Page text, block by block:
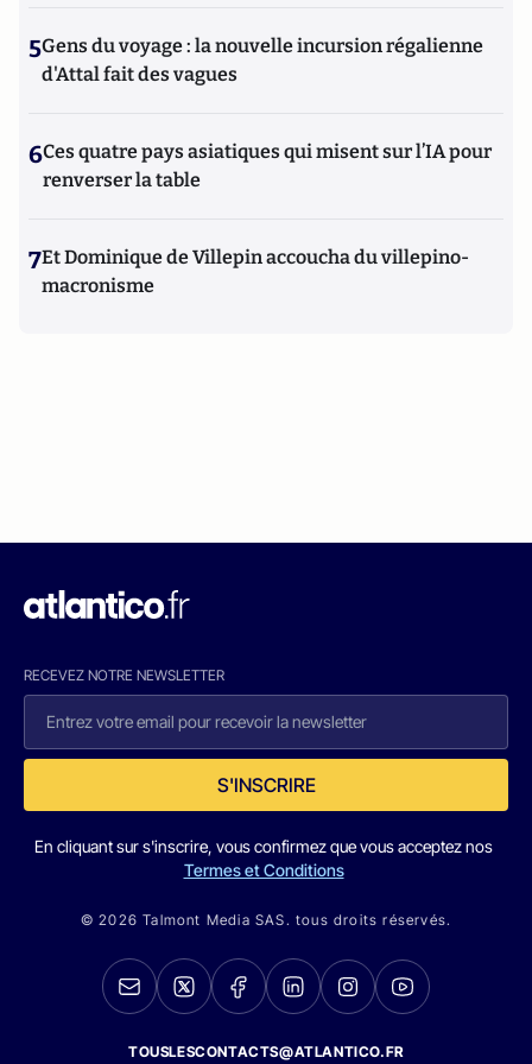
5Gens du voyage : la nouvelle incursion régalienne
d'Attal fait des vagues
6Ces quatre pays asiatiques qui misent sur l’IA pour
renverser la table
7Et Dominique de Villepin accoucha du villepino-
macronisme
RECEVEZ NOTRE NEWSLETTER
S'INSCRIRE
En cliquant sur s'inscrire, vous confirmez que vous acceptez nos
Termes et Conditions
© 2026 Talmont Media SAS. tous droits réservés.
TOUSLESCONTACTS@ATLANTICO.FR